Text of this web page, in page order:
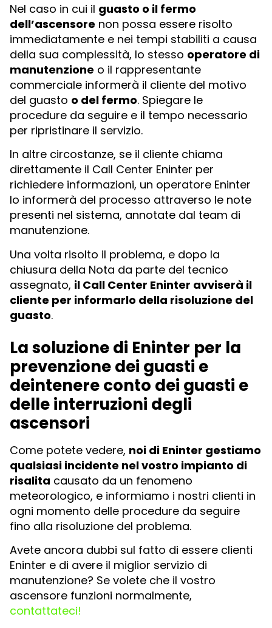
Nel caso in cui il guasto o il fermo
dell’ascensore non possa essere risolto
immediatamente e nei tempi stabiliti a causa
della sua complessità, lo stesso operatore di
manutenzione o il rappresentante
commerciale informerà il cliente del motivo
del guasto o del fermo. Spiegare le
procedure da seguire e il tempo necessario
per ripristinare il servizio.
In altre circostanze, se il cliente chiama
direttamente il Call Center Eninter per
richiedere informazioni, un operatore Eninter
lo informerà del processo attraverso le note
presenti nel sistema, annotate dal team di
manutenzione.
Una volta risolto il problema, e dopo la
chiusura della Nota da parte del tecnico
assegnato, il Call Center Eninter avviserà il
cliente per informarlo della risoluzione del
guasto.
La soluzione di Eninter per la
prevenzione dei guasti e
deintenere conto dei guasti e
delle interruzioni degli
ascensori
Come potete vedere, noi di Eninter gestiamo
qualsiasi incidente nel vostro impianto di
risalita causato da un fenomeno
meteorologico, e informiamo i nostri clienti in
ogni momento delle procedure da seguire
fino alla risoluzione del problema.
Avete ancora dubbi sul fatto di essere clienti
Eninter e di avere il miglior servizio di
manutenzione? Se volete che il vostro
ascensore funzioni normalmente,
contattateci!